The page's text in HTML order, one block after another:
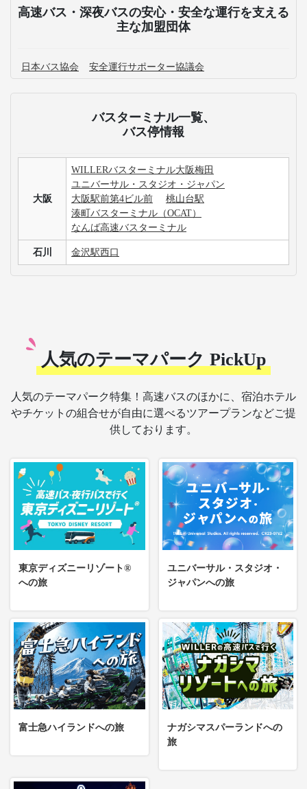
高速バス・深夜バスの安心・安全な運行を支える
主な加盟団体
日本バス協会 安全運行サポーター協議会
バスターミナル一覧、
バス停情報
大阪
WILLERバスターミナル大阪梅田
ユニバーサル・スタジオ・ジャパン
大阪駅前第4ビル前
桃山台駅
湊町バスターミナル（OCAT）
なんば高速バスターミナル
石川 金沢駅西口
人気のテーマパーク PickUp
人気のテーマパーク特集！高速バスのほかに、宿泊ホテル
やチケットの組合せが自由に選べるツアープランなどご提
供しております。
東京ディズニーリゾート®
への旅
ユニバーサル・スタジオ・
ジャパンへの旅
富士急ハイランドへの旅
ナガシマスパーランドへの
旅